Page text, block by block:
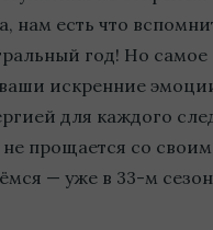
нам есть что
год! Но самое
искренние
для каждого
прощается со
— уже в 33-м